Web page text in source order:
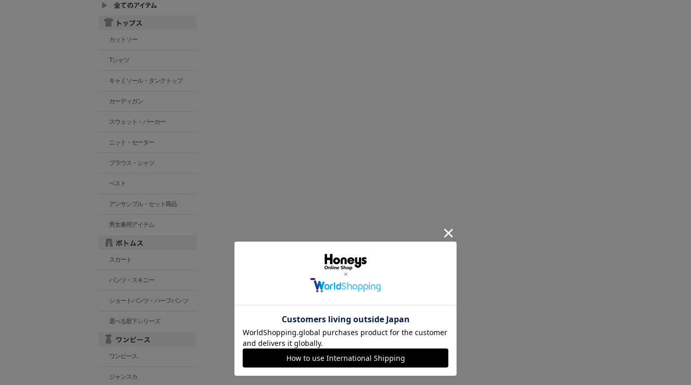
カットソー
Tシャツ
キャミソール・タンクトップ
カーディガン
スウェット・パーカー
ニット・セーター
ブラウス・シャツ
ベスト
アンサンブル・セット商品
男女兼用アイテム
スカート
パンツ・スキニー
ショートパンツ・ハーフパンツ
選べる股下シリーズ
ワンピース
ジャンスカ